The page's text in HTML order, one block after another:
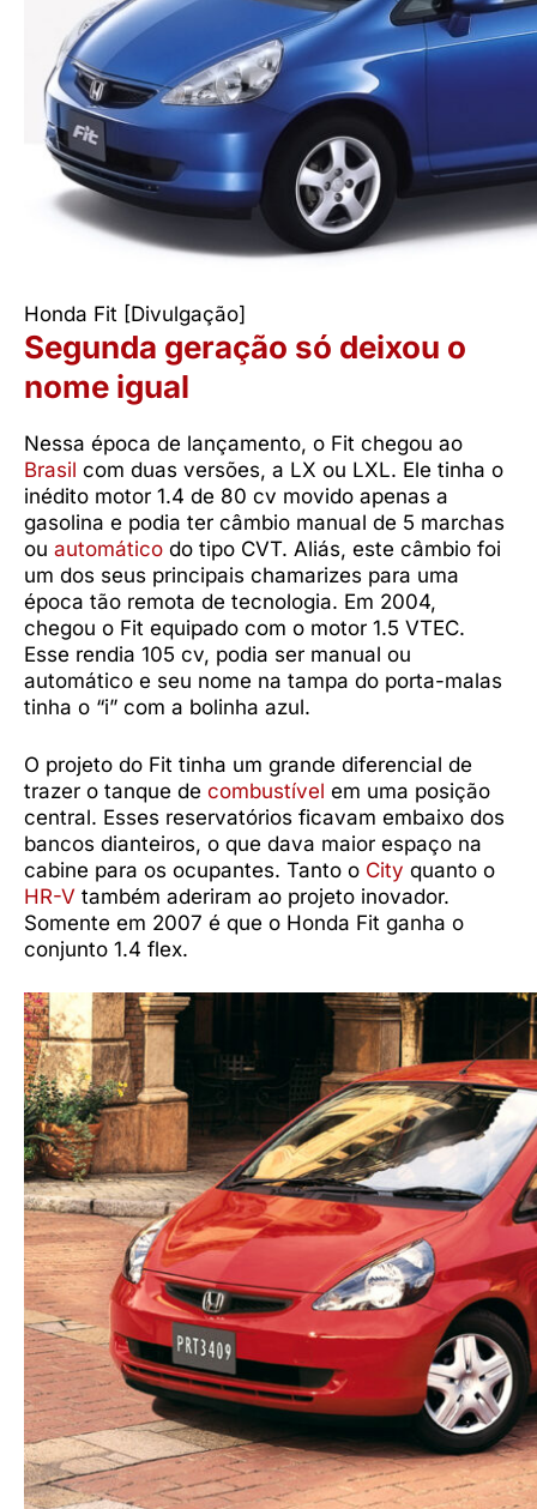
Honda Fit [Divulgação]
Segunda geração só deixou o
nome igual
Nessa época de lançamento, o Fit chegou ao
Brasil com duas versões, a LX ou LXL. Ele tinha o
inédito motor 1.4 de 80 cv movido apenas a
gasolina e podia ter câmbio manual de 5 marchas
ou automático do tipo CVT. Aliás, este câmbio foi
um dos seus principais chamarizes para uma
época tão remota de tecnologia. Em 2004,
chegou o Fit equipado com o motor 1.5 VTEC.
Esse rendia 105 cv, podia ser manual ou
automático e seu nome na tampa do porta-malas
tinha o “i” com a bolinha azul.
O projeto do Fit tinha um grande diferencial de
trazer o tanque de combustível em uma posição
central. Esses reservatórios ficavam embaixo dos
bancos dianteiros, o que dava maior espaço na
cabine para os ocupantes. Tanto o City quanto o
HR-V também aderiram ao projeto inovador.
Somente em 2007 é que o Honda Fit ganha o
conjunto 1.4 flex.